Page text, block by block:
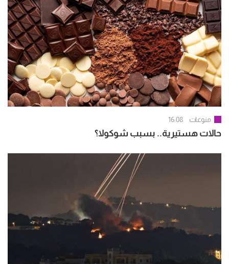
منوعات 16:08
حالات هستيرية.. بسبب شوكولا؟